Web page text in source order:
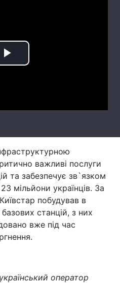
Play
важливі послуги
та забезпечує зв`язком
мільйони українців. За
побудував в
станцій, з них
вже під час
оператор